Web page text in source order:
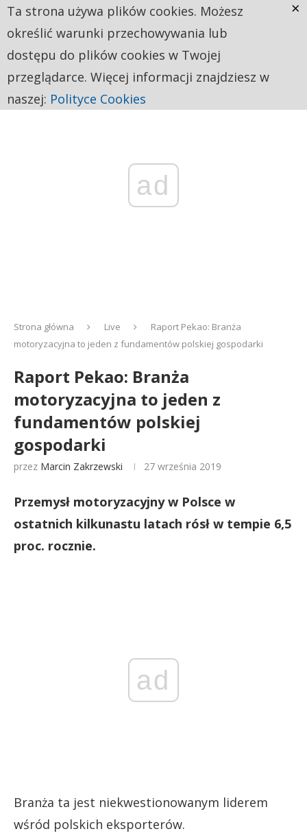
ad
Strona główna Live
Raport Pekao: Branża
motoryzacyjna to jeden z fundamentów polskiej gospodarki
Raport Pekao: Branża
motoryzacyjna to jeden z
fundamentów polskiej
gospodarki
przez Marcin Zakrzewski 27 września 2019
Przemysł motoryzacyjny w Polsce w
ostatnich kilkunastu latach rósł w tempie 6,5
proc. rocznie.
ad
Branża ta jest niekwestionowanym liderem
wśród polskich eksporterów.
Ta strona używa plików cookies. Możesz
określić warunki przechowywania lub
dostępu do plików cookies w Twojej
przeglądarce. Więcej informacji znajdziesz w
naszej: Polityce Cookies
×